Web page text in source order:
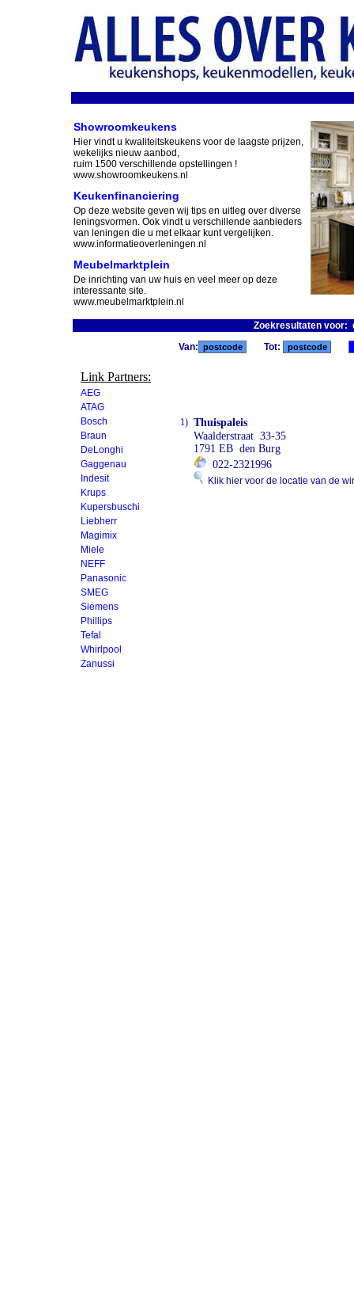
Showroomkeukens
Hier vindt u kwaliteitskeukens voor de laagste prijzen,
wekelijks nieuw aanbod,
ruim 1500 verschillende opstellingen !
www.showroomkeukens.nl
Keukenfinanciering
Op deze website geven wij tips en uitleg over diverse
leningsvormen. Ook vindt u verschillende aanbieders
van leningen die u met elkaar kunt vergelijken.
www.informatieoverleningen.nl
Meubelmarktplein
De inrichting van uw huis en veel meer op deze
interessante site.
www.meubelmarktplein.nl
Zoekresultaten voor:
Link Partners:
AEG
ATAG
Bosch
Braun
DeLonghi
Gaggenau
Indesit
Krups
Kupersbuschi
Liebherr
Magimix
Miele
NEFF
Panasonic
SMEG
Siemens
Phillips
Tefal
Whirlpool
Zanussi
Van: Tot:
1) Thuispaleis
Waalderstraat 33-35
1791 EB den Burg
022-2321996
Klik hier voor de locatie van de